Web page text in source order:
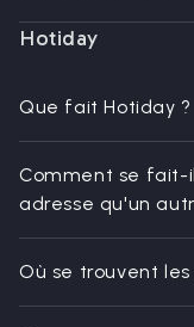
Hotiday
Que fait Hotiday ?
Comment se fait-
adresse qu'un
Où se trouvent